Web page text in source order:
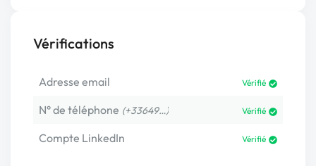
Vérifications
Adresse email Vérifié
N° de téléphone (+33649…) Vérifié
Compte LinkedIn Vérifié